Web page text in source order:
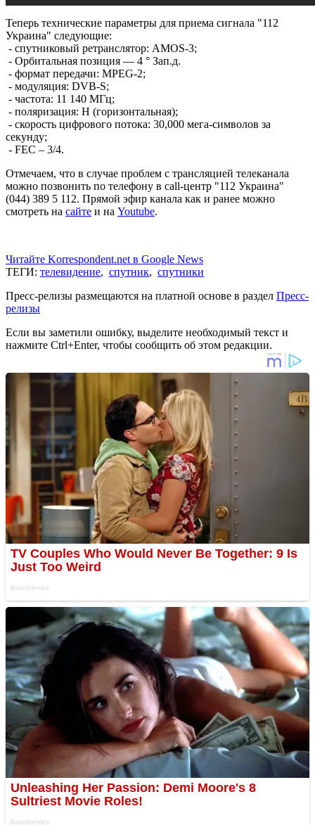
Теперь технические параметры для приема сигнала "112
Украина" следующие:
- cпутниковый ретранслятор: AMOS-3;
- Орбитальная позиция — 4 ° Зап.д.
- формат передачи: MPEG-2;
- модуляция: DVB-S;
- частота: 11 140 МГц;
- поляризация: H (горизонтальная);
- скорость цифрового потока: 30,000 мега-символов за
секунду;
- FEC – 3/4.
Отмечаем, что в случае проблем с трансляцией телеканала
можно позвонить по телефону в call-центр "112 Украина"
(044) 389 5 112. Прямой эфир канала как и ранее можно
смотреть на сайте и на Youtube.
Читайте Korrespondent.net в Google News
ТЕГИ: телевидение, спутник, спутники
Пресс-релизы размещаются на платной основе в раздел Пресс-
релизы
Если вы заметили ошибку, выделите необходимый текст и
нажмите Ctrl+Enter, чтобы сообщить об этом редакции.